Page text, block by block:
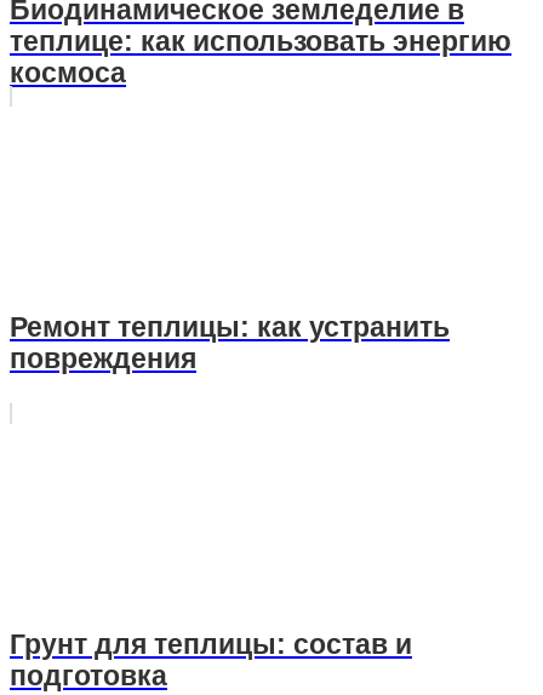
Биодинамическое земледелие в
теплице: как использовать энергию
космоса
Ремонт теплицы: как устранить
повреждения
Грунт для теплицы: состав и
подготовка